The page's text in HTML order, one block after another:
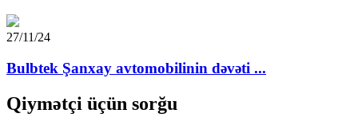
27/11/24
Bulbtek Şanxay avtomobilinin dəvəti ...
Qiymətçi üçün sorğu